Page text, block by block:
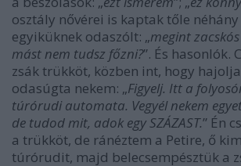
osztály nővérei is kaptak tőle néhány
egyiküknek odaszólt: „megint zacskós
mást nem tudsz főzni?”. És hasonlók.
zsák trükköt, közben int, hogy
odasúgta nekem: „Figyelj. Itt a
túrórudi automata. Vegyél nekem
de tudod mit, adok egy SZÁZAST.” Én
a trükköt, de ránéztem a Petire, ő
túrórudit, majd belecsempésztük a